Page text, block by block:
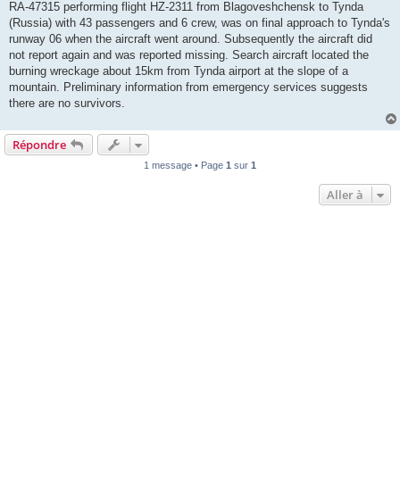
RA-47315 performing flight HZ-2311 from Blagoveshchensk to Tynda
(Russia) with 43 passengers and 6 crew, was on final approach to Tynda's
runway 06 when the aircraft went around. Subsequently the aircraft did
not report again and was reported missing. Search aircraft located the
burning wreckage about 15km from Tynda airport at the slope of a
mountain. Preliminary information from emergency services suggests
there are no survivors.
Répondre
1 message • Page 1 sur 1
Aller à